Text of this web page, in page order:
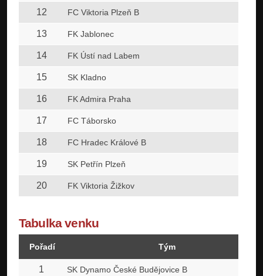
12 FC Viktoria Plzeň B
13 FK Jablonec
14 FK Ústí nad Labem
15 SK Kladno
16 FK Admira Praha
17 FC Táborsko
18 FC Hradec Králové B
19 SK Petřín Plzeň
20 FK Viktoria Žižkov
Tabulka venku
Pořadí Tým
1 SK Dynamo České Budějovice B